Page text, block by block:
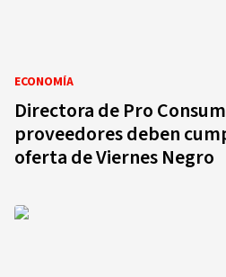
ECONOMÍA
Directora de Pro
proveedores deben
oferta de Viernes Negro